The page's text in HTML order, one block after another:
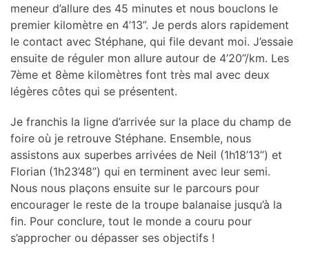
meneur d’allure des 45 minutes et nous bouclons le
premier kilomètre en 4’13”. Je perds alors rapidement
le contact avec Stéphane, qui file devant moi. J’essaie
ensuite de réguler mon allure autour de 4’20”/km. Les
7ème et 8ème kilomètres font très mal avec deux
légères côtes qui se présentent.
Je franchis la ligne d’arrivée sur la place du champ de
foire où je retrouve Stéphane. Ensemble, nous
assistons aux superbes arrivées de Neil (1h18’13”) et
Florian (1h23’48”) qui en terminent avec leur semi.
Nous nous plaçons ensuite sur le parcours pour
encourager le reste de la troupe balanaise jusqu’à la
fin. Pour conclure, tout le monde a couru pour
s’approcher ou dépasser ses objectifs !